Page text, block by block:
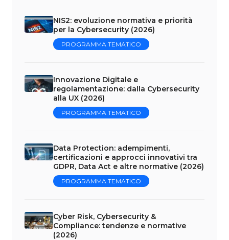
NIS2: evoluzione normativa e priorità
per la Cybersecurity (2026)
PROGRAMMA TEMATICO
Innovazione Digitale e
regolamentazione: dalla Cybersecurity
alla UX (2026)
PROGRAMMA TEMATICO
Data Protection: adempimenti,
certificazioni e approcci innovativi tra
GDPR, Data Act e altre normative (2026)
PROGRAMMA TEMATICO
Cyber Risk, Cybersecurity &
Compliance: tendenze e normative
(2026)